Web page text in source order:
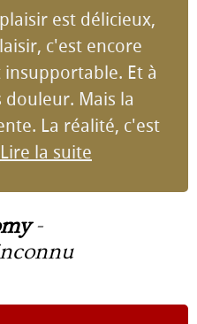
est délicieux,
c'est encore
Et à
douleur. Mais la
La réalité, c'est
Lire la suite
-